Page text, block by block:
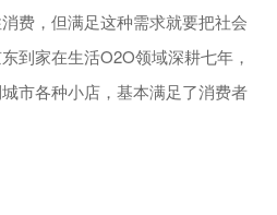
费，但满足这种需求就要把社会
到家在生活O2O领域深耕七年，
市各种小店，基本满足了消费者